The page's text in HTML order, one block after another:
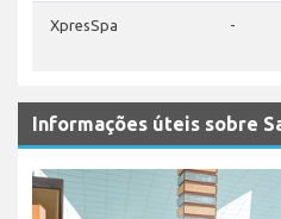
XpresSpa -
Informações úteis sobre